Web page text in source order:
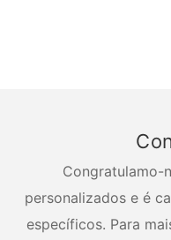
Congratulamo-
personalizados e é
específicos. Para